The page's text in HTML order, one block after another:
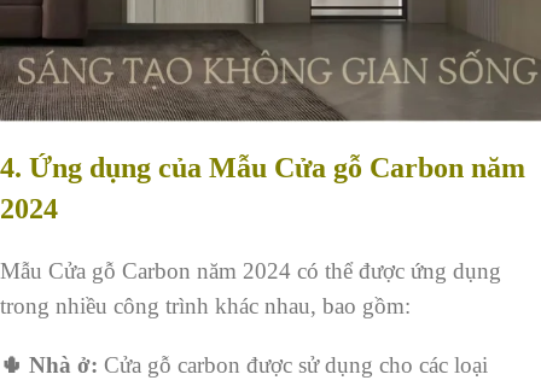
4. Ứng dụng của Mẫu Cửa gỗ Carbon năm
2024
Mẫu Cửa gỗ Carbon năm 2024 có thể được ứng dụng
trong nhiều công trình khác nhau, bao gồm:
🌵 Nhà ở: Cửa gỗ carbon được sử dụng cho các loại